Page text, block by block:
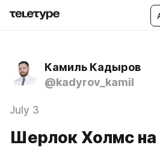
Камиль Кадыров
@kadyrov_kamil
July 3
Шерлок Холмс на